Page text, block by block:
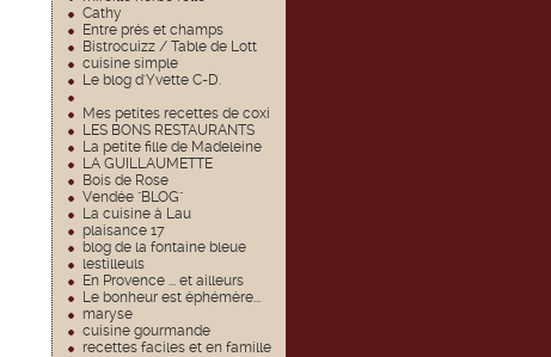
Cathy
Entre prés et champs
Bistrocuizz / Table de Lott
cuisine simple
Le blog d'Yvette C-D.
Mes petites recettes de coxi
LES BONS RESTAURANTS
La petite fille de Madeleine
LA GUILLAUMETTE
Bois de Rose
Vendée "BLOG"
La cuisine à Lau
plaisance 17
blog de la fontaine bleue
lestilleuls
En Provence ... et ailleurs
Le bonheur est éphémère...
maryse
cuisine gourmande
recettes faciles et en famille